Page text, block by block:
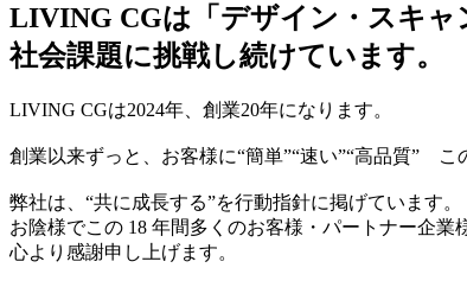
LIVING CGは「デザイン・スキャ
社会課題に挑戦し続けています。
LIVING CGは2024年、創業20年になります。
創業以来ずっと、お客様に“簡単”“速い”“高品質”
弊社は、“共に成長する”を行動指針に掲げています。
お陰様でこの 18 年間多くのお客様・パートナー企業
心より感謝申し上げます。